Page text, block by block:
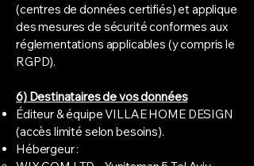
(centres de données certifiés) et applique
des mesures de sécurité conformes aux
réglementations applicables (y compris le
RGPD).
6) Destinataires de vos données
Éditeur & équipe VILLAE HOME DESIGN
(accès limité selon besoins).
Hébergeur :